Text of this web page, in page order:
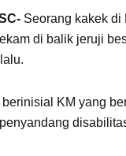
Seorang kakek di
di balik jeruji
KM yang